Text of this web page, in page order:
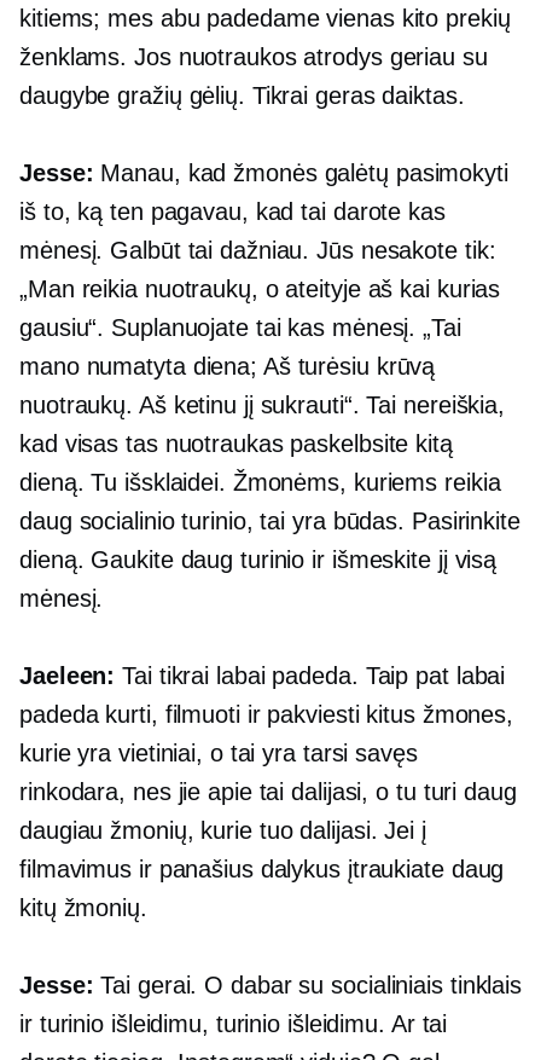
kitiems; mes abu padedame vienas kito prekių
ženklams. Jos nuotraukos atrodys geriau su
daugybe gražių gėlių. Tikrai geras daiktas.
Jesse: Manau, kad žmonės galėtų pasimokyti
iš to, ką ten pagavau, kad tai darote kas
mėnesį. Galbūt tai dažniau. Jūs nesakote tik:
„Man reikia nuotraukų, o ateityje aš kai kurias
gausiu“. Suplanuojate tai kas mėnesį. „Tai
mano numatyta diena; Aš turėsiu krūvą
nuotraukų. Aš ketinu jį sukrauti“. Tai nereiškia,
kad visas tas nuotraukas paskelbsite kitą
dieną. Tu išsklaidei. Žmonėms, kuriems reikia
daug socialinio turinio, tai yra būdas. Pasirinkite
dieną. Gaukite daug turinio ir išmeskite jį visą
mėnesį.
Jaeleen: Tai tikrai labai padeda. Taip pat labai
padeda kurti, filmuoti ir pakviesti kitus žmones,
kurie yra vietiniai, o tai yra tarsi savęs
rinkodara, nes jie apie tai dalijasi, o tu turi daug
daugiau žmonių, kurie tuo dalijasi. Jei į
filmavimus ir panašius dalykus įtraukiate daug
kitų žmonių.
Jesse: Tai gerai. O dabar su socialiniais tinklais
ir turinio išleidimu, turinio išleidimu. Ar tai